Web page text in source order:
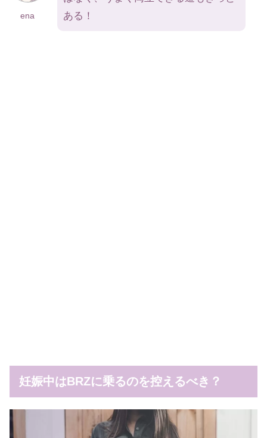
ena
ある！
妊娠中はBRZに乗るのを控えるべき？